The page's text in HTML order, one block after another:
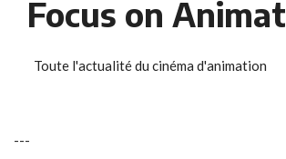
Focus on
Toute l'actualité du cinéma d'animation
---